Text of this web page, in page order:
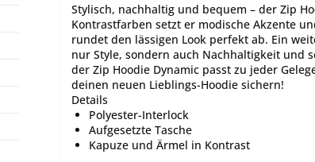
Stylisch, nachhaltig und bequem – der Zip
Kontrastfarben setzt er modische Akzente
rundet den lässigen Look perfekt ab. Ein
nur Style, sondern auch Nachhaltigkeit und
der Zip Hoodie Dynamic passt zu jeder
deinen neuen Lieblings-Hoodie sichern!
Details
Polyester-Interlock
Aufgesetzte Tasche
Kapuze und Ärmel in Kontrast